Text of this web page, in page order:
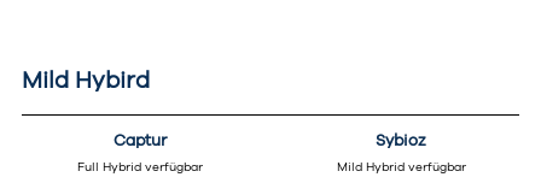
Mild Hybird
Captur
Full Hybrid verfügbar
Sybioz
Mild Hybrid verfügbar